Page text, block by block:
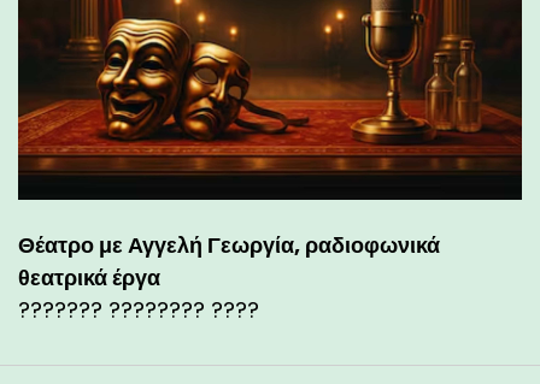
Θέατρο με Αγγελή Γεωργία, ραδιοφωνικά
θεατρικά έργα
??????? ???????? ????